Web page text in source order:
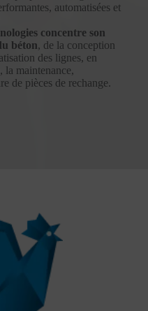
automatisées et
concentre son
béton, de la conception
des lignes, en
la maintenance,
de pièces de rechange.